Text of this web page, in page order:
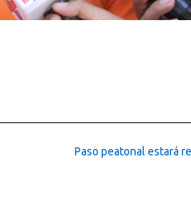
Paso peatonal estará